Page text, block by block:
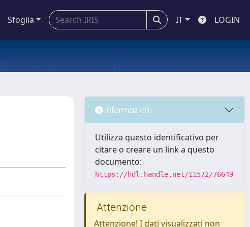
Sfoglia IT LOGIN
Informazioni
Utilizza questo identificativo per
citare o creare un link a questo
documento:
https://hdl.handle.net/11572/76649
Attenzione
Attenzione! I dati visualizzati non